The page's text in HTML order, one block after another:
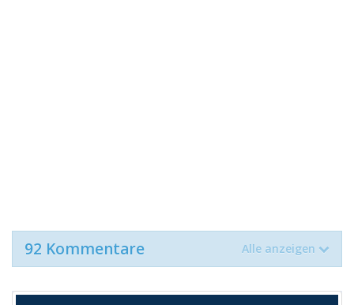
92 Kommentare Alle anzeigen